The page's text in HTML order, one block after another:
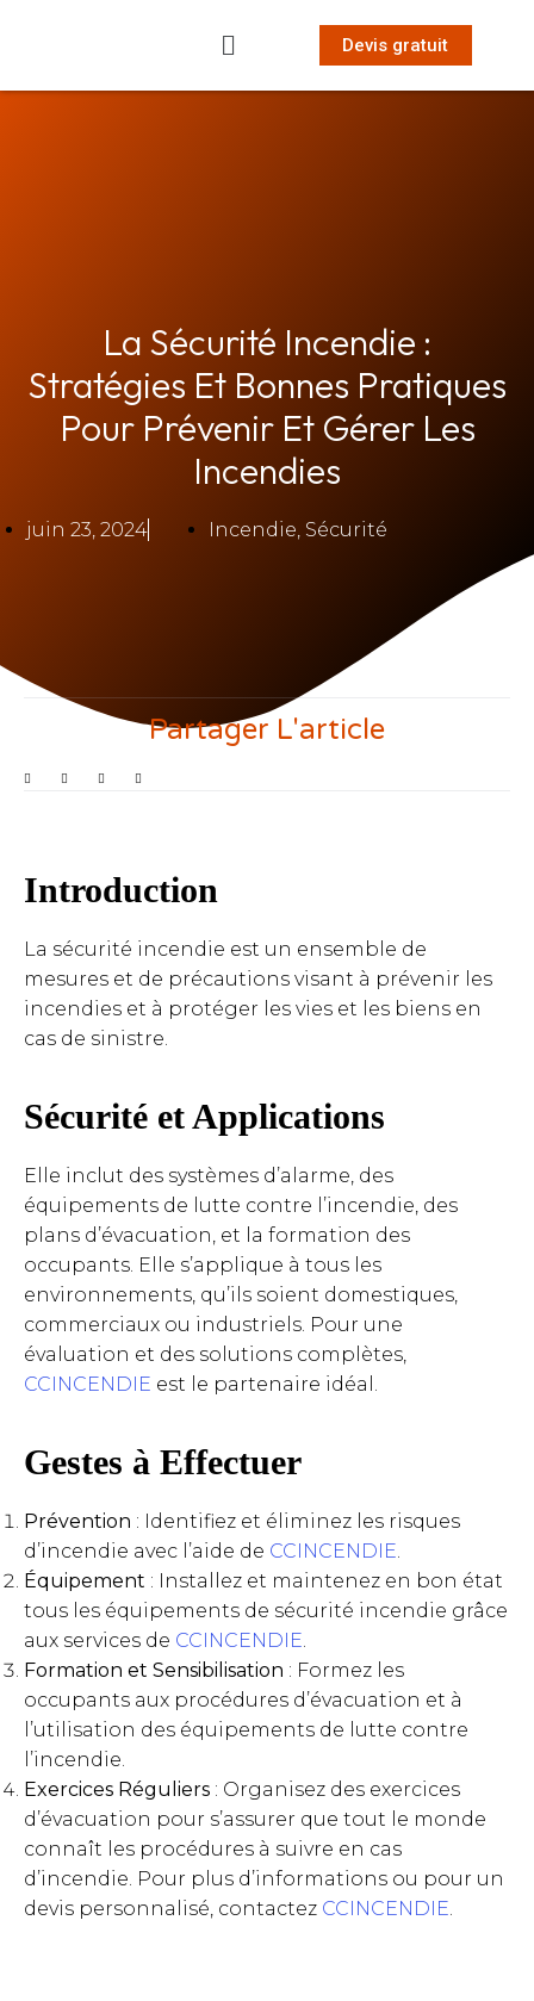
Devis gratuit
La Sécurité Incendie :
Stratégies Et Bonnes Pratiques
Pour Prévenir Et Gérer Les
Incendies
juin 23, 2024 Incendie, Sécurité
Partager L'article
Introduction
La sécurité incendie est un ensemble de
mesures et de précautions visant à prévenir les
incendies et à protéger les vies et les biens en
cas de sinistre.
Sécurité et Applications
Elle inclut des systèmes d’alarme, des
équipements de lutte contre l’incendie, des
plans d’évacuation, et la formation des
occupants. Elle s’applique à tous les
environnements, qu’ils soient domestiques,
commerciaux ou industriels. Pour une
évaluation et des solutions complètes,
CCINCENDIE est le partenaire idéal.
Gestes à Effectuer
Prévention : Identifiez et éliminez les risques
d’incendie avec l’aide de CCINCENDIE.
Équipement : Installez et maintenez en bon état
tous les équipements de sécurité incendie grâce
aux services de CCINCENDIE.
Formation et Sensibilisation : Formez les
occupants aux procédures d’évacuation et à
l’utilisation des équipements de lutte contre
l’incendie.
Exercices Réguliers : Organisez des exercices
d’évacuation pour s’assurer que tout le monde
connaît les procédures à suivre en cas
d’incendie. Pour plus d’informations ou pour un
devis personnalisé, contactez CCINCENDIE.